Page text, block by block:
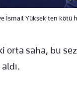
İsmail Yüksek'ten kötü
orta saha, bu